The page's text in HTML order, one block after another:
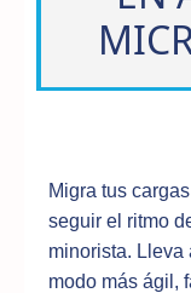
Migra tus
seguir el ritmo
minorista. Lleva
modo más ágil,